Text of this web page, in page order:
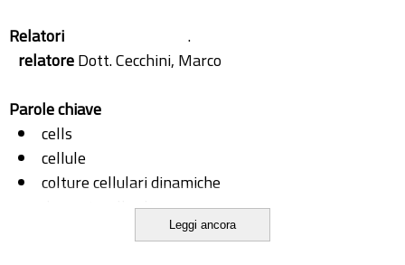
Relatori
.
relatoreDott. Cecchini, Marco
Parole chiave
cells
cellule
colture cellulari dinamiche
dynamic cell culture
Leggi ancora